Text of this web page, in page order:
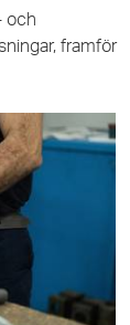
och
framför